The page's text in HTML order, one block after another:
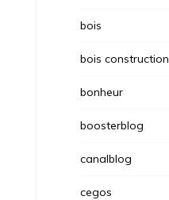
bois
bois construction
bonheur
boosterblog
canalblog
cegos